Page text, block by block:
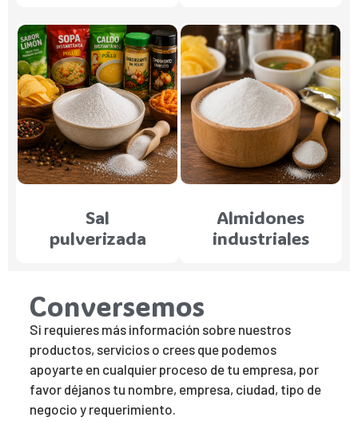
Sal
pulverizada
Almidones
industriales
Conversemos
Si requieres más información sobre nuestros
productos, servicios o crees que podemos
apoyarte en cualquier proceso de tu empresa, por
favor déjanos tu nombre, empresa, ciudad, tipo de
negocio y requerimiento.